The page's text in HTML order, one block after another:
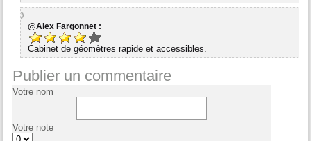
@Alex Fargonnet :
Cabinet de géomètres rapide et accessibles.
Publier un commentaire
Votre nom
Votre note